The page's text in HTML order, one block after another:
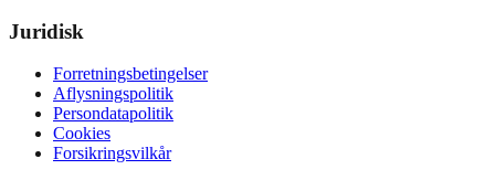
Juridisk
Forretningsbetingelser
Aflysningspolitik
Persondatapolitik
Cookies
Forsikringsvilkår